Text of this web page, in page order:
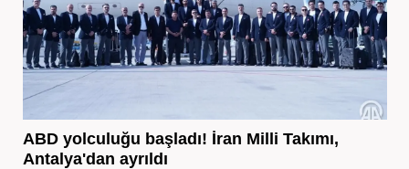
ABD yolculuğu başladı! İran Milli Takımı,
Antalya'dan ayrıldı